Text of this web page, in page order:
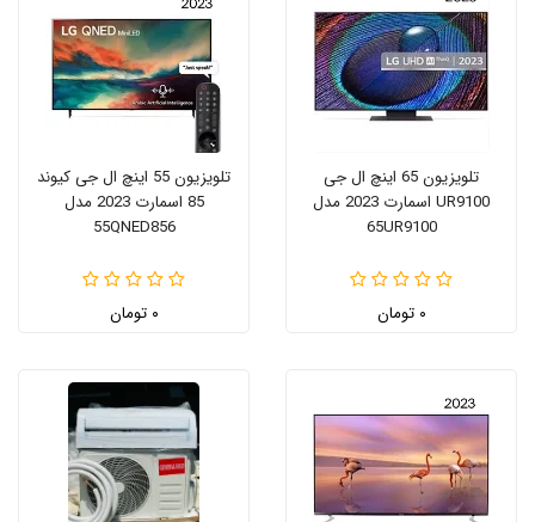
تلویزیون 65 اینچ ال جی
UR9100 اسمارت 2023 مدل
65UR9100
۰ تومان
تلویزیون 55 اینچ ال جی کیوند
85 اسمارت 2023 مدل
55QNED856
۰ تومان